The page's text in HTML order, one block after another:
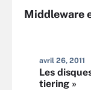
Middleware
avril 26, 2011
Les
tiering »